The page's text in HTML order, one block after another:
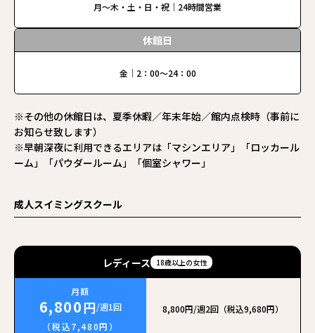
月〜木・土・日・祝｜24時間営業
休館日
金｜2：00～24：00
※その他の休館日は、夏季休暇／年末年始／館内点検時（事前に
お知らせ致します）
※早朝深夜に利用できるエリアは「マシンエリア」「ロッカール
ーム」「パウダールーム」「個室シャワー」
成人スイミングスクール
レディース 18歳以上の女性
月額
6,800円/週1回
（税込7,480円）
8,800円/週2回（税込9,680円）